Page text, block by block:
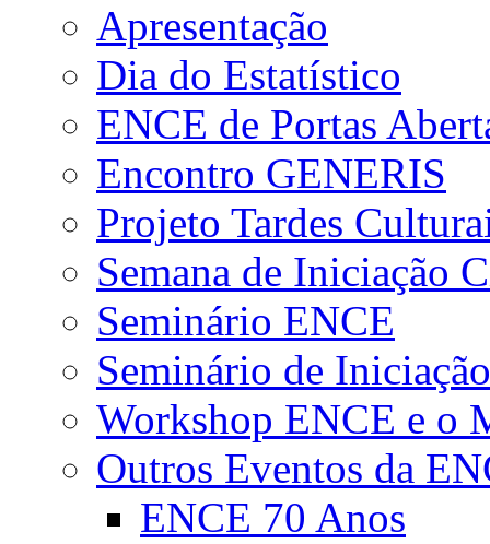
Apresentação
Dia do Estatístico
ENCE de Portas
Encontro GENERIS
Projeto Tardes
Semana de Iniciação
Seminário ENCE
Seminário de
Workshop ENCE e o
Outros Eventos da
ENCE 70 Anos